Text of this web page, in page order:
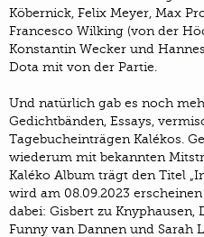
Köbernick, Felix Meyer, Max
Francesco Wilking (von der
Konstantin Wecker und
Dota mit von der Partie.
Und natürlich gab es noch
Gedichtbänden, Essays,
Tagebucheinträgen Kalékos.
wiederum mit bekannten
Kaléko Album trägt den Titel
wird am 08.09.2023
dabei: Gisbert zu
Funny van Dannen und Sarah